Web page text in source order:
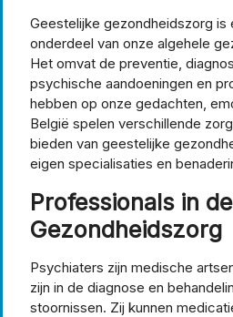
Geestelijke gezondheidszorg is
onderdeel van onze algehele
Het omvat de preventie,
psychische aandoeningen en
hebben op onze gedachten,
België spelen verschillende
bieden van geestelijke
eigen specialisaties en
Professionals in
Gezondheidszorg
Psychiaters zijn medische
zijn in de diagnose en
stoornissen. Zij kunnen